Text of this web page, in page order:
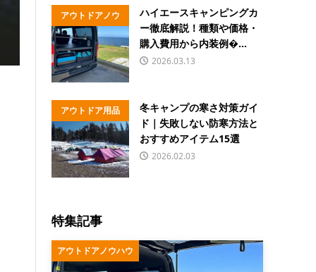
アウトドアノウ
ハウ
ハイエースキャンピングカ
ー徹底解説！種類や価格・
購入費用から内装例�...
2026.03.13
アウトドア用品
冬キャンプの寒さ対策ガイ
ド｜失敗しない防寒方法と
おすすめアイテム15選
2026.02.03
特集記事
アウトドアノウハウ